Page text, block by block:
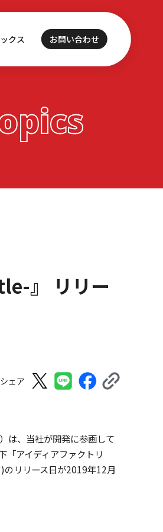
クス お問い合わせ
』 リリー
シェア
は、当社が開発に参画して
アイディアファクトリ
リリース日が2019年12月